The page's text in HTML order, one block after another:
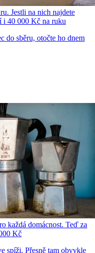
Jestli na nich najdete
i 40 000 Kč na ruku
do sběru, otočte ho dnem
každá domácnost. Teď za
Kč
spíži. Přesně tam obvykle